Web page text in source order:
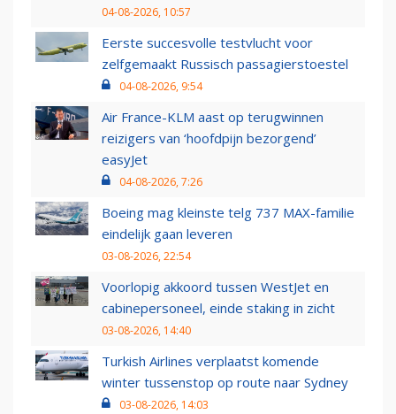
04-08-2026, 10:57
Eerste succesvolle testvlucht voor
zelfgemaakt Russisch passagierstoestel
04-08-2026, 9:54
Air France-KLM aast op terugwinnen
reizigers van ‘hoofdpijn bezorgend’
easyJet
04-08-2026, 7:26
Boeing mag kleinste telg 737 MAX-familie
eindelijk gaan leveren
03-08-2026, 22:54
Voorlopig akkoord tussen WestJet en
cabinepersoneel, einde staking in zicht
03-08-2026, 14:40
Turkish Airlines verplaatst komende
winter tussenstop op route naar Sydney
03-08-2026, 14:03